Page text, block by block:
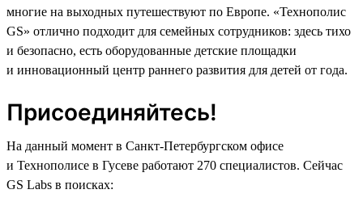
многие на выходных путешествуют по Европе. «Технополис
GS» отлично подходит для семейных сотрудников: здесь тихо
и безопасно, есть оборудованные детские площадки
и инновационный центр раннего развития для детей от года.
Присоединяйтесь!
На данный момент в Санкт-Петербургском офисе
и Технополисе в Гусеве работают 270 специалистов. Сейчас
GS Labs в поисках: